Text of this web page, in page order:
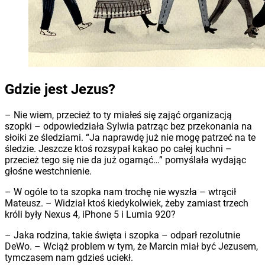
Gdzie jest Jezus?
– Nie wiem, przecież to ty miałeś się zająć organizacją
szopki – odpowiedziała Sylwia patrząc bez przekonania na
słoiki ze śledziami. “Ja naprawdę już nie mogę patrzeć na te
śledzie. Jeszcze ktoś rozsypał kakao po całej kuchni –
przecież tego się nie da już ogarnąć…” pomyślała wydając
głośne westchnienie.
– W ogóle to ta szopka nam trochę nie wyszła – wtrącił
Mateusz. – Widział ktoś kiedykolwiek, żeby zamiast trzech
króli były Nexus 4, iPhone 5 i Lumia 920?
– Jaka rodzina, takie święta i szopka – odparł rezolutnie
DeWo. – Wciąż problem w tym, że Marcin miał być Jezusem,
tymczasem nam gdzieś uciekł.